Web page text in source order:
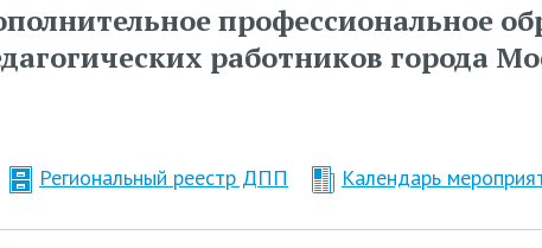
профессиональное
работников города
Региональный реестр ДПП Календарь